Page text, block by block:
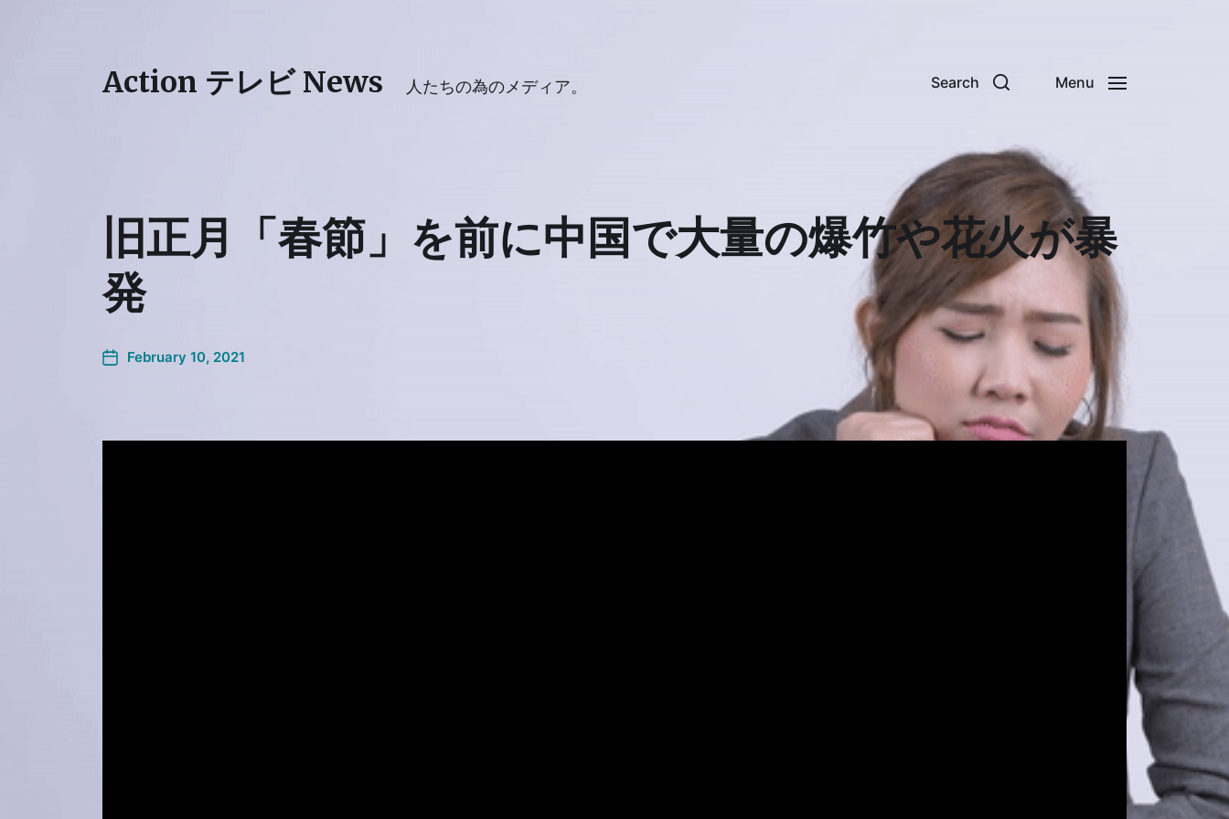
Action テレビ News 人たちの為のメディア。 Search Menu
旧正月「春節」を前に中国で大量の爆竹や花火が暴
発
February 10, 2021